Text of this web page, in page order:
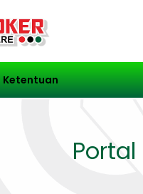
Ketentuan
Portal